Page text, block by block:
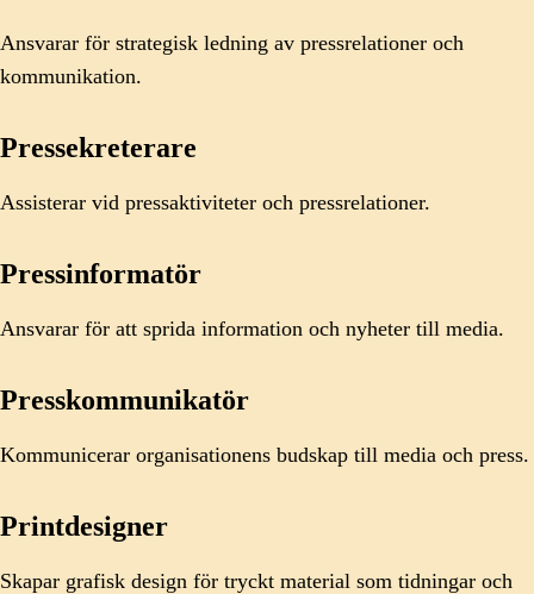
Ansvarar för strategisk ledning av pressrelationer och
kommunikation.
Pressekreterare
Assisterar vid pressaktiviteter och pressrelationer.
Pressinformatör
Ansvarar för att sprida information och nyheter till media.
Presskommunikatör
Kommunicerar organisationens budskap till media och press.
Printdesigner
Skapar grafisk design för tryckt material som tidningar och